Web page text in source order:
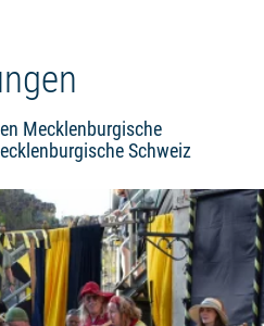
Mecklenburgische
Schweiz